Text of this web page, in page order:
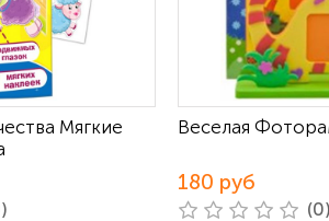
Мягкие
Веселая
180 руб